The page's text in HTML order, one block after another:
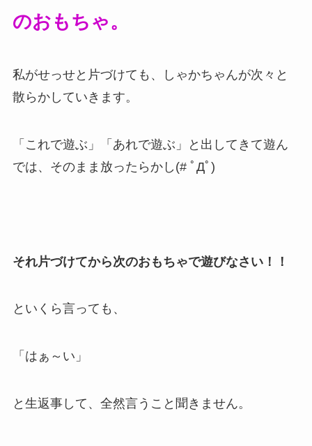
のおもちゃ。
私がせっせと片づけても、しゃかちゃんが次々と
散らかしていきます。
「これで遊ぶ」「あれで遊ぶ」と出してきて遊ん
では、そのまま放ったらかし(# ﾟДﾟ)
それ片づけてから次のおもちゃで遊びなさい！！
といくら言っても、
「はぁ～い」
と生返事して、全然言うこと聞きません。